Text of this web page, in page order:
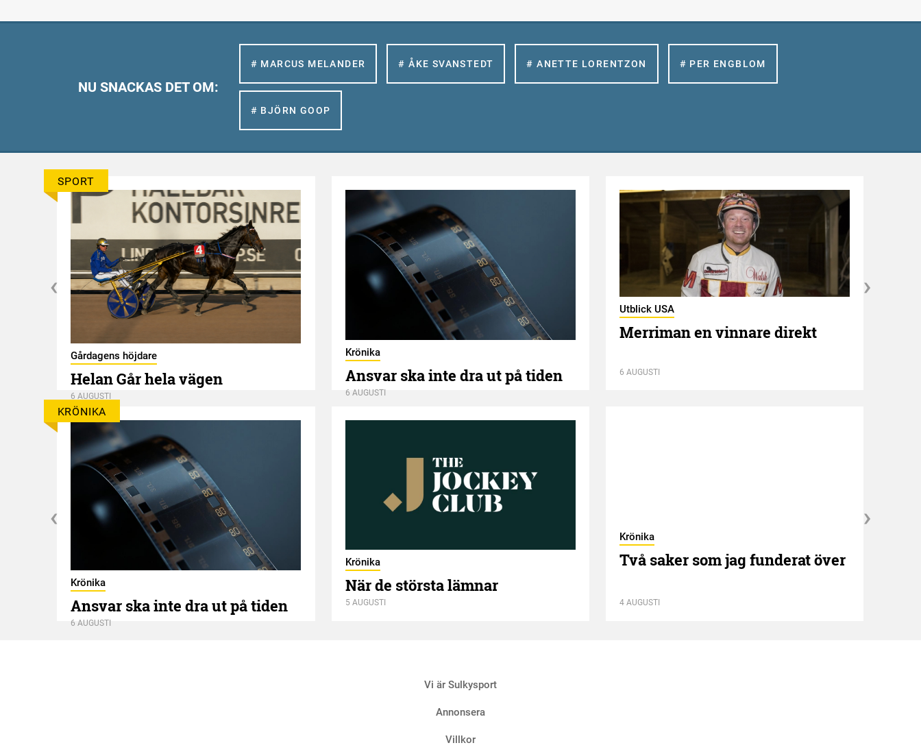
NU SNACKAS DET OM:
# MARCUS MELANDER # ÅKE SVANSTEDT # ANETTE LORENTZON # PER ENGBLOM
# BJÖRN GOOP
SPORT
Gårdagens höjdare
Helan Går hela vägen
6 AUGUSTI
Krönika
Ansvar ska inte dra ut på tiden
6 AUGUSTI
Utblick USA
Merriman en vinnare direkt
6 AUGUSTI
KRÖNIKA
Krönika
Ansvar ska inte dra ut på tiden
6 AUGUSTI
Krönika
När de största lämnar
5 AUGUSTI
Krönika
Två saker som jag funderat över
4 AUGUSTI
Vi är Sulkysport
Annonsera
Villkor